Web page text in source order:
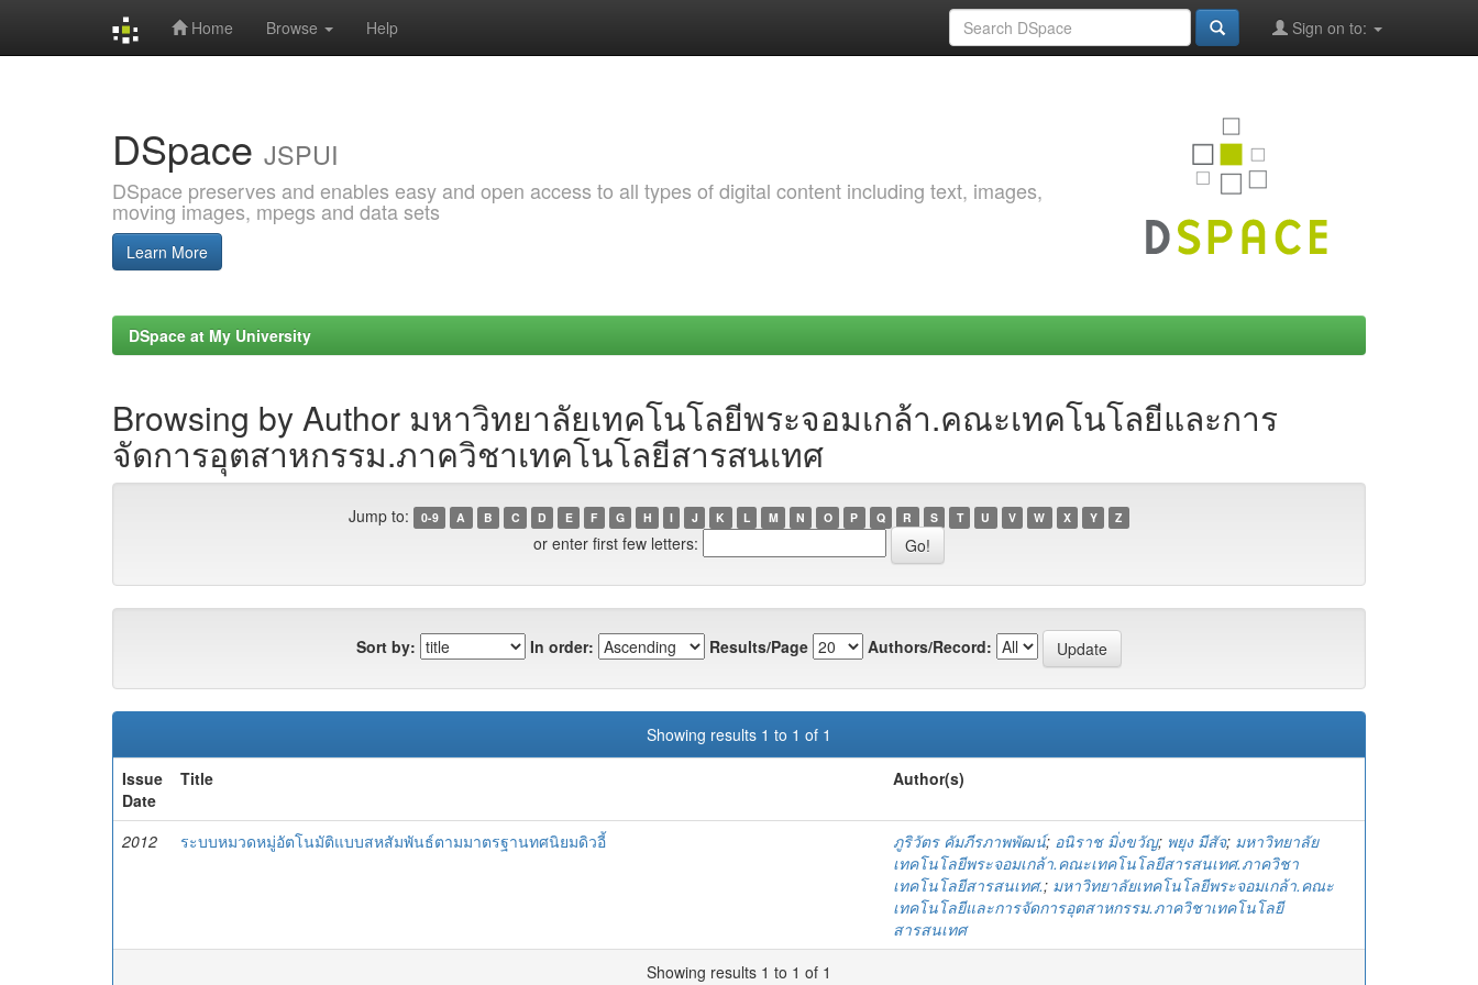
Home Browse Help Sign on to:
DSpace JSPUI
DSpace preserves and enables easy and open access to all types of digital content including text, images,
moving images, mpegs and data sets
Learn More
DSpace at My University
Browsing by Author มหาวิทยาลัยเทคโนโลยีพระจอมเกล้า.คณะเทคโนโลยีและการ
จัดการอุตสาหกรรม.ภาควิชาเทคโนโลยีสารสนเทศ
Jump to: 0-9 A B C D E F G H I J K L M N O P Q R S T U V W X Y Z
or enter first few letters:
Sort by: In order: Results/Page Authors/Record:
Showing results 1 to 1 of 1
Issue
Date
Title Author(s)
2012 ระบบหมวดหมู่อัตโนมัติแบบสหสัมพันธ์ตามมาตรฐานทศนิยมดิวอี้ ภูริวัตร คัมภีรภาพพัฒน์; อนิราช มิ่งขวัญ; พยุง มีสัจ; มหาวิทยาลัย
เทคโนโลยีพระจอมเกล้า.คณะเทคโนโลยีสารสนเทศ.ภาควิชา
เทคโนโลยีสารสนเทศ.; มหาวิทยาลัยเทคโนโลยีพระจอมเกล้า.คณะ
เทคโนโลยีและการจัดการอุตสาหกรรม.ภาควิชาเทคโนโลยี
สารสนเทศ
Showing results 1 to 1 of 1